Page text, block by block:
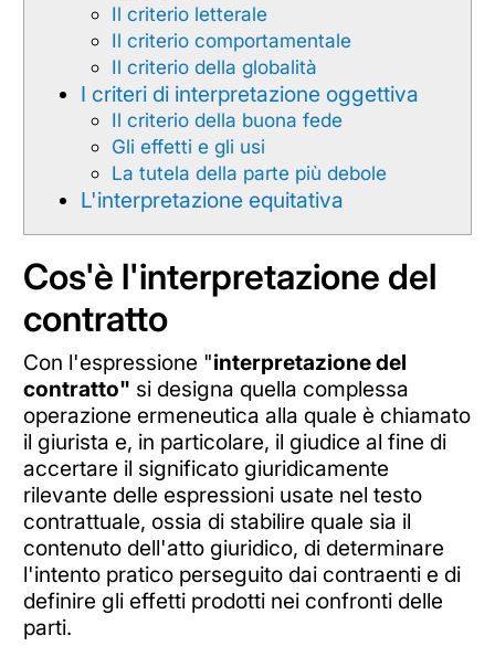
Il criterio letterale
Il criterio comportamentale
Il criterio della globalità
I criteri di interpretazione oggettiva
Il criterio della buona fede
Gli effetti e gli usi
La tutela della parte più debole
L'interpretazione equitativa
Cos'è l'interpretazione del
contratto
Con l'espressione "interpretazione del
contratto" si designa quella complessa
operazione ermeneutica alla quale è chiamato
il giurista e, in particolare, il giudice al fine di
accertare il significato giuridicamente
rilevante delle espressioni usate nel testo
contrattuale, ossia di stabilire quale sia il
contenuto dell'atto giuridico, di determinare
l'intento pratico perseguito dai contraenti e di
definire gli effetti prodotti nei confronti delle
parti.